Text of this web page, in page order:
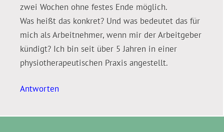
zwei Wochen ohne festes Ende möglich.
Was heißt das konkret? Und was bedeutet das für
mich als Arbeitnehmer, wenn mir der Arbeitgeber
kündigt? Ich bin seit über 5 Jahren in einer
physiotherapeutischen Praxis angestellt.
Antworten